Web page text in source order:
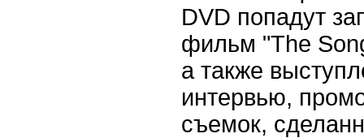
DVD попадут
фильм "The
а также
интервью,
съемок,